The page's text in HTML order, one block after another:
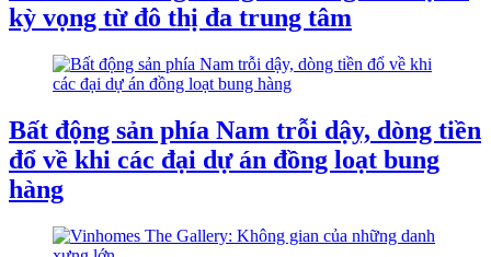
kỳ vọng từ đô thị đa trung tâm
Bất động sản phía Nam trỗi dậy, dòng tiền
đổ về khi các đại dự án đồng loạt bung
hàng